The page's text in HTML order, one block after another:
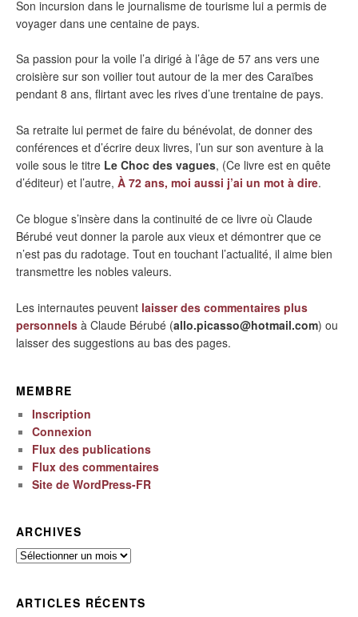
Son incursion dans le journalisme de tourisme lui a permis de
voyager dans une centaine de pays.
Sa passion pour la voile l’a dirigé à l’âge de 57 ans vers une
croisière sur son voilier tout autour de la mer des Caraïbes
pendant 8 ans, flirtant avec les rives d’une trentaine de pays.
Sa retraite lui permet de faire du bénévolat, de donner des
conférences et d’écrire deux livres, l’un sur son aventure à la
voile sous le titre Le Choc des vagues, (Ce livre est en quête
d’éditeur) et l’autre, À 72 ans, moi aussi j’ai un mot à dire.
Ce blogue s’insère dans la continuité de ce livre où Claude
Bérubé veut donner la parole aux vieux et démontrer que ce
n’est pas du radotage. Tout en touchant l’actualité, il aime bien
transmettre les nobles valeurs.
Les internautes peuvent laisser des commentaires plus
personnels à Claude Bérubé (allo.picasso@hotmail.com) ou
laisser des suggestions au bas des pages.
MEMBRE
Inscription
Connexion
Flux des publications
Flux des commentaires
Site de WordPress-FR
ARCHIVES
Archives
ARTICLES RÉCENTS